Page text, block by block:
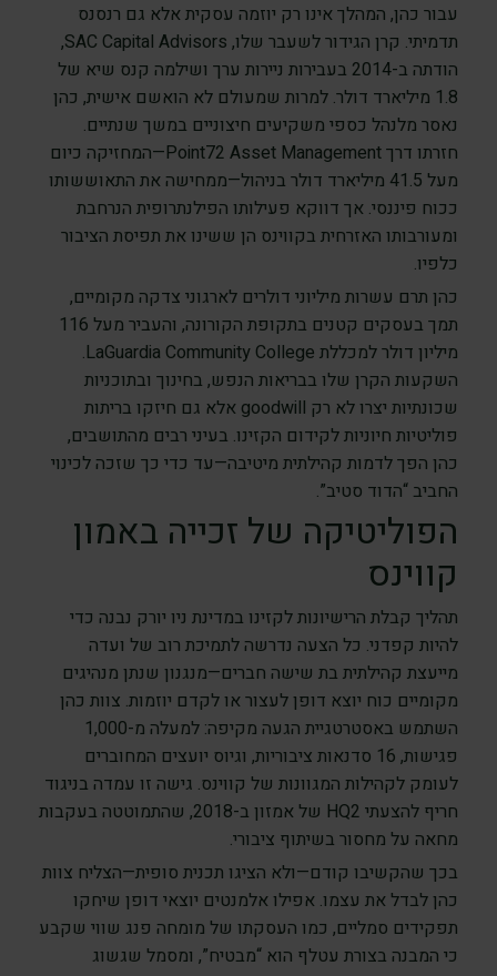
עבור כהן, המהלך אינו רק יוזמה עסקית אלא גם רנסנס
תדמיתי. קרן הגידור לשעבר שלו, SAC Capital Advisors,
הודתה ב-2014 בעבירות ניירות ערך ושילמה קנס שיא של
1.8 מיליארד דולר. למרות שמעולם לא הואשם אישית, כהן
נאסר מלנהל כספי משקיעים חיצוניים במשך שנתיים.
חזרתו דרך Point72 Asset Management—המחזיקה כיום
מעל 41.5 מיליארד דולר בניהול—ממחישה את התאוששותו
ככוח פיננסי. אך דווקא פעילותו הפילנתרופית הנרחבת
ומעורבותו האזרחית בקווינס הן ששינו את תפיסת הציבור
כלפיו.
כהן תרם עשרות מיליוני דולרים לארגוני צדקה מקומיים,
תמך בעסקים קטנים בתקופת הקורונה, והעביר מעל 116
מיליון דולר למכללת LaGuardia Community College.
השקעות הקרן שלו בבריאות הנפש, בחינוך ובתוכניות
שכונתיות יצרו לא רק goodwill אלא גם חיזקו בריתות
פוליטיות חיוניות לקידום הקזינו. בעיני רבים מהתושבים,
כהן הפך לדמות קהילתית מיטיבה—עד כדי כך שזכה לכינוי
החביב “הדוד סטיב”.
הפוליטיקה של זכייה באמון
קווינס
תהליך קבלת הרישיונות לקזינו במדינת ניו יורק נבנה כדי
להיות קפדני. כל הצעה נדרשה לתמיכת רוב של ועדה
מייעצת קהילתית בת שישה חברים—מנגנון שנתן מנהיגים
מקומיים כוח יוצא דופן לעצור או לקדם יוזמות. צוות כהן
השתמש באסטרטגיית הגעה מקיפה: למעלה מ-1,000
פגישות, 16 סדנאות ציבוריות, וגיוס יועצים המחוברים
לעומק לקהילות המגוונות של קווינס. גישה זו עמדה בניגוד
חריף להצעתי HQ2 של אמזון ב-2018, שהתמוטטה בעקבות
מחאה על מחסור בשיתוף ציבורי.
בכך שהקשיבו קודם—ולא הציגו תכנית סופית—הצליח צוות
כהן לבדל את עצמו. אפילו אלמנטים יוצאי דופן שיחקו
תפקידים סמליים, כמו העסקתו של מומחה פנג שווי שקבע
כי המבנה בצורת עטלף הוא “מבטיח”, ומסמל שגשוג